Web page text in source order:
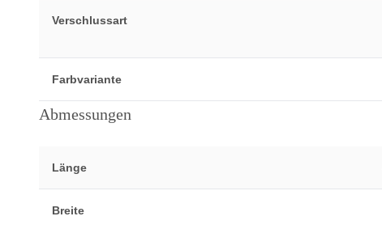
Verschlussart
Farbvariante
Abmessungen
Länge
Breite